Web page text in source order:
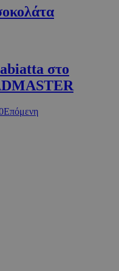
στο
Επόμενη